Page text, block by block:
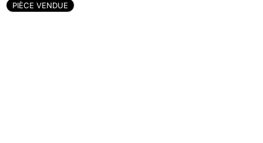
PIÈCE VENDUE